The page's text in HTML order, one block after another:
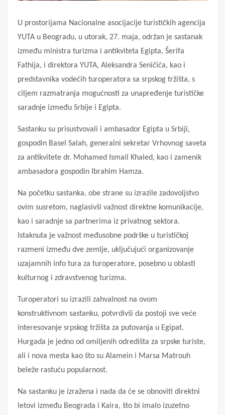
U prostorijama Nacionalne asocijacije turističkih agencija
YUTA u Beogradu, u utorak, 27. maja, održan je sastanak
između ministra turizma i antikviteta Egipta, Šerifa
Fathija, i direktora YUTA, Aleksandra Seničića, kao i
predstavnika vodećih turoperatora sa srpskog tržišta, s
ciljem razmatranja mogućnosti za unapređenje turističke
saradnje između Srbije i Egipta.
Sastanku su prisustvovali i ambasador Egipta u Srbiji,
gospodin Basel Salah, generalni sekretar Vrhovnog saveta
za antikvitete dr. Mohamed Ismail Khaled, kao i zamenik
ambasadora gospodin Ibrahim Hamza.
Na početku sastanka, obe strane su izrazile zadovoljstvo
ovim susretom, naglasivši važnost direktne komunikacije,
kao i saradnje sa partnerima iz privatnog sektora.
Istaknuta je važnost međusobne podrške u turističkoj
razmeni između dve zemlje, uključujući organizovanje
uzajamnih info tura za turoperatore, posebno u oblasti
kulturnog i zdravstvenog turizma.
Turoperatori su izrazili zahvalnost na ovom
konstruktivnom sastanku, potvrdivši da postoji sve veće
interesovanje srpskog tržišta za putovanja u Egipat.
Hurgada je jedno od omiljenih odredišta za srpske turiste,
ali i nova mesta kao što su Alamein i Marsa Matrouh
beleže rastuću popularnost.
Na sastanku je izražena i nada da će se obnoviti direktni
letovi između Beograda i Kaira, što bi imalo izuzetno